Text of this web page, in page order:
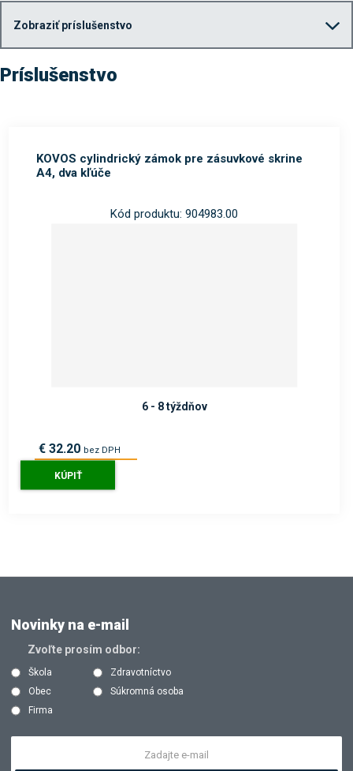
Zobraziť príslušenstvo
Príslušenstvo
KOVOS cylindrický zámok pre zásuvkové skrine
A4, dva kľúče
Kód produktu: 904983.00
€ 32.20 bez DPH
€ 39.60
6 - 8 týždňov
KÚPIŤ
Novinky na e-mail
Zvoľte prosím odbor:
Škola
Zdravotníctvo
Obec
Súkromná osoba
Firma